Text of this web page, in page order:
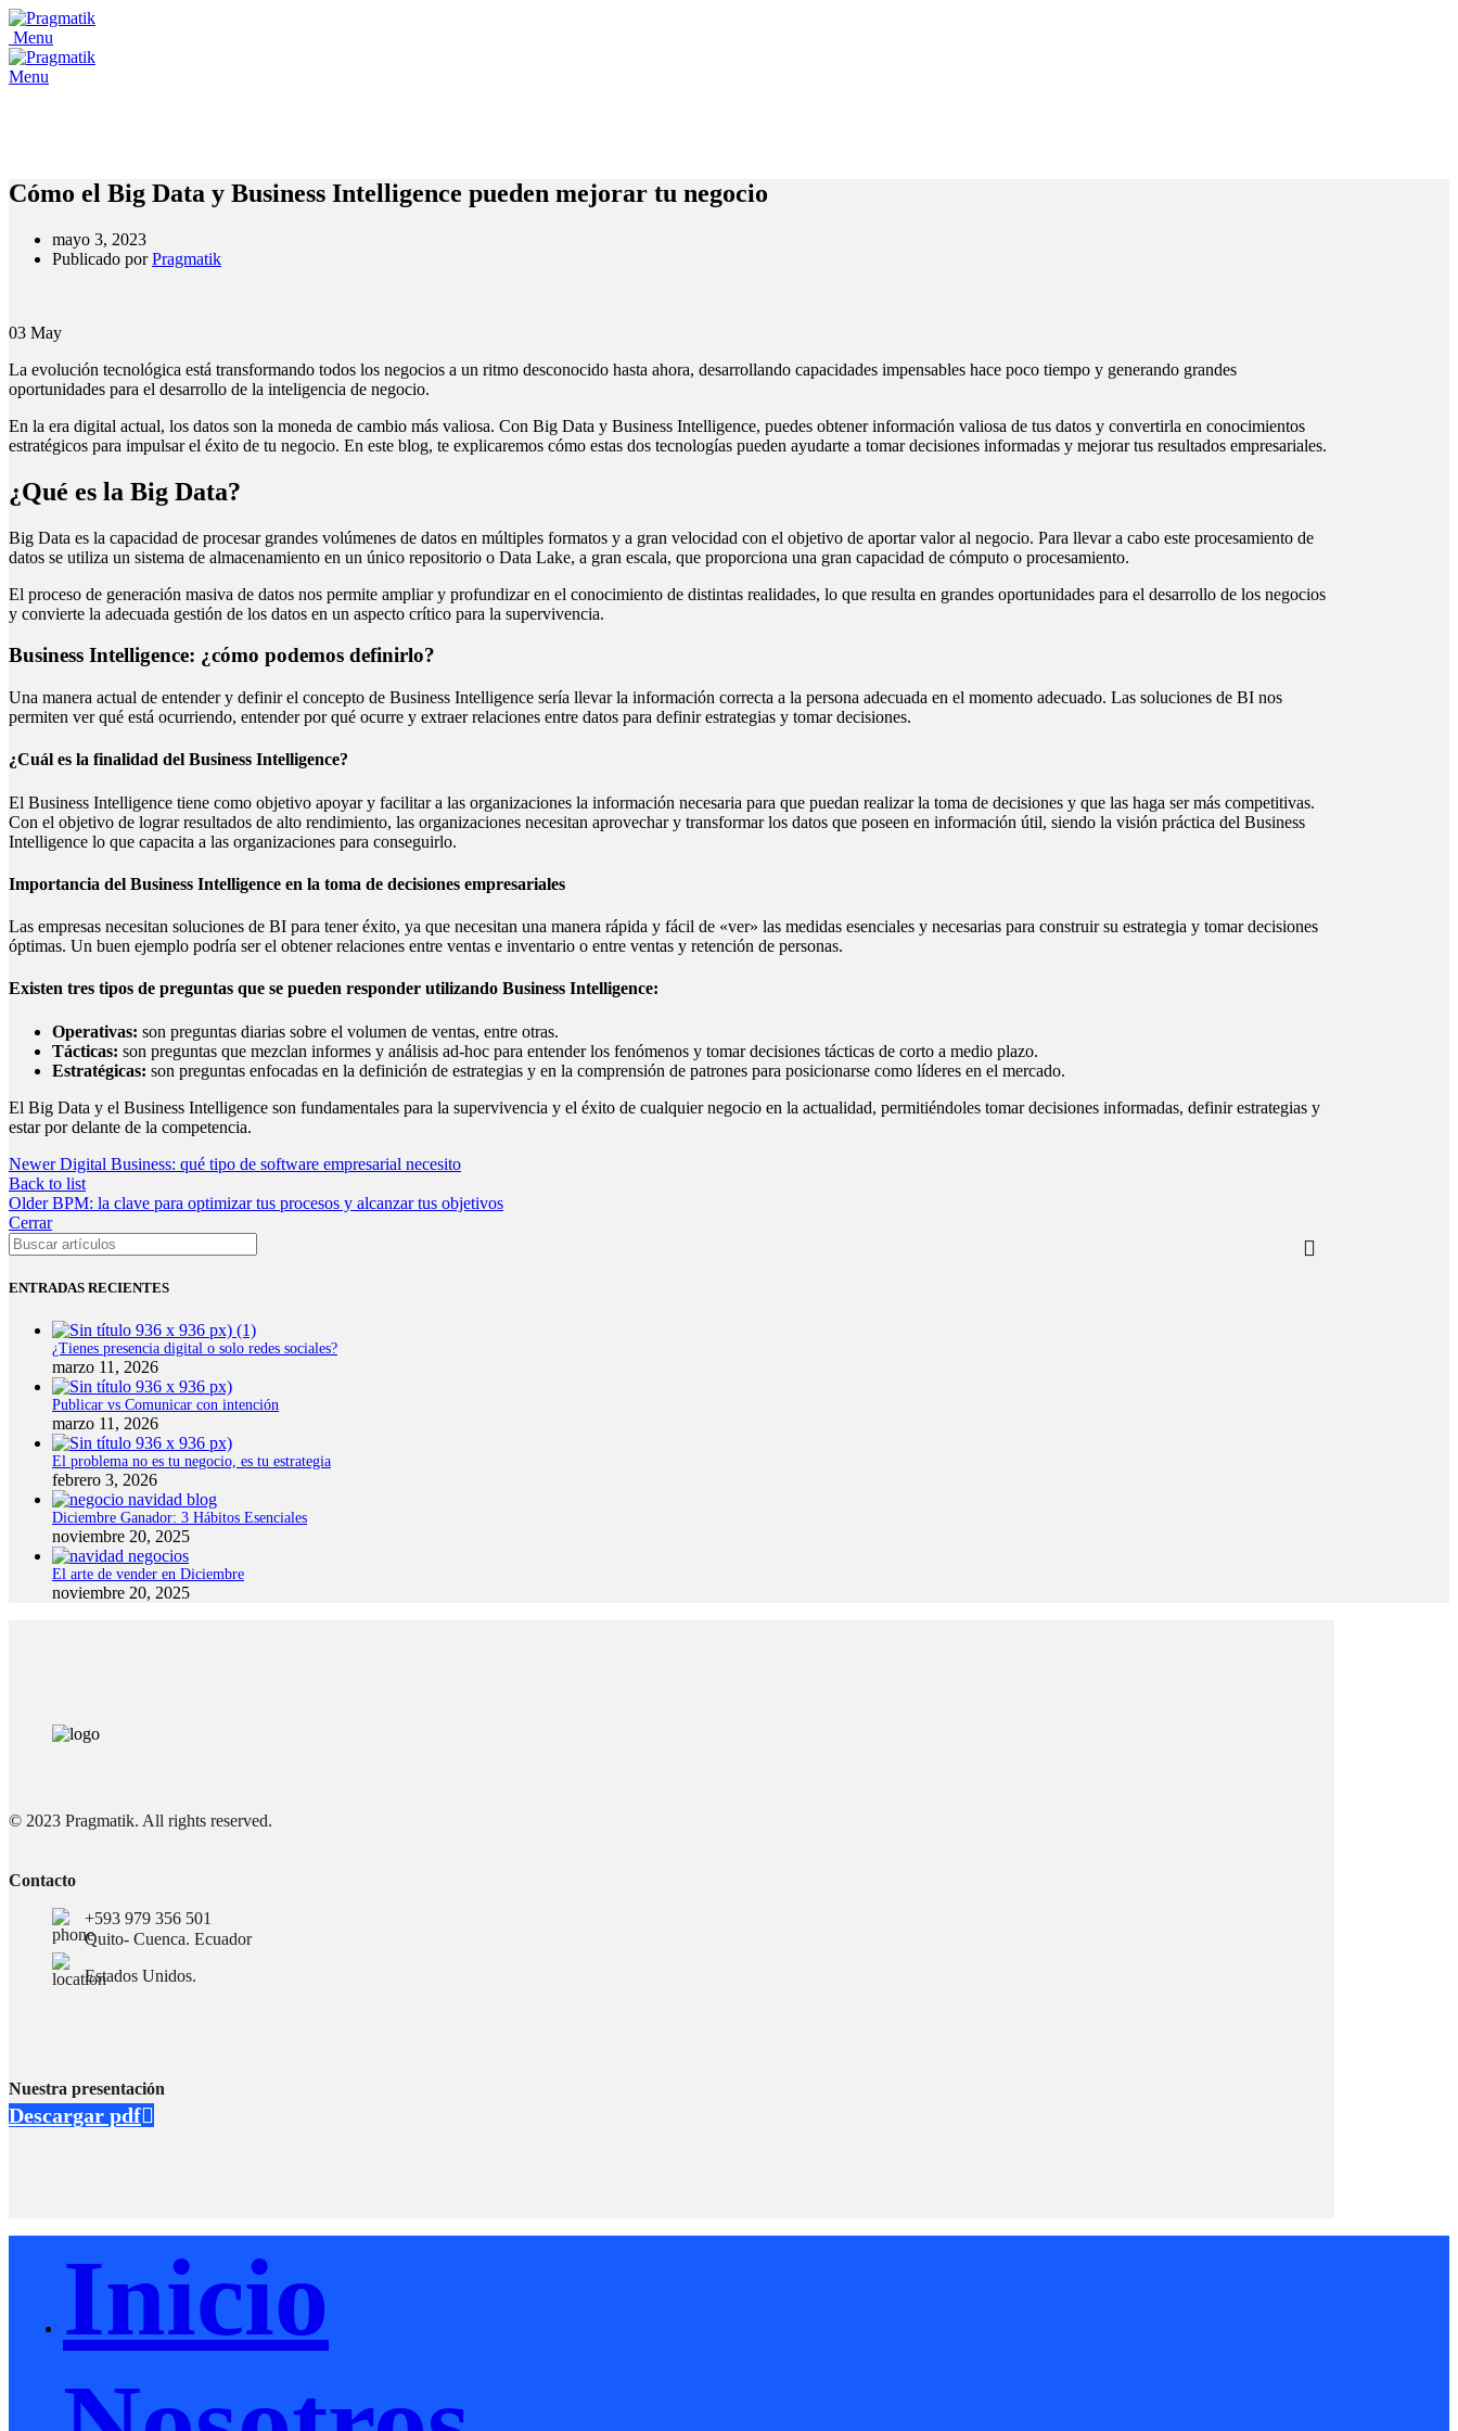
Menu
Menu
Cómo el Big Data y Business Intelligence pueden mejorar tu negocio
mayo 3, 2023
Publicado porPragmatik
03 May
La evolución tecnológica está transformando todos los negocios a un ritmo desconocido hasta ahora, desarrollando capacidades impensables hace poco tiempo y generando grandes
oportunidades para el desarrollo de la inteligencia de negocio.
En la era digital actual, los datos son la moneda de cambio más valiosa. Con Big Data y Business Intelligence, puedes obtener información valiosa de tus datos y convertirla en conocimientos
estratégicos para impulsar el éxito de tu negocio. En este blog, te explicaremos cómo estas dos tecnologías pueden ayudarte a tomar decisiones informadas y mejorar tus resultados empresariales.
¿Qué es la Big Data?
Big Data es la capacidad de procesar grandes volúmenes de datos en múltiples formatos y a gran velocidad con el objetivo de aportar valor al negocio. Para llevar a cabo este procesamiento de
datos se utiliza un sistema de almacenamiento en un único repositorio o Data Lake, a gran escala, que proporciona una gran capacidad de cómputo o procesamiento.
El proceso de generación masiva de datos nos permite ampliar y profundizar en el conocimiento de distintas realidades, lo que resulta en grandes oportunidades para el desarrollo de los negocios
y convierte la adecuada gestión de los datos en un aspecto crítico para la supervivencia.
Business Intelligence: ¿cómo podemos definirlo?
Una manera actual de entender y definir el concepto de Business Intelligence sería llevar la información correcta a la persona adecuada en el momento adecuado. Las soluciones de BI nos
permiten ver qué está ocurriendo, entender por qué ocurre y extraer relaciones entre datos para definir estrategias y tomar decisiones.
¿Cuál es la finalidad del Business Intelligence?
El Business Intelligence tiene como objetivo apoyar y facilitar a las organizaciones la información necesaria para que puedan realizar la toma de decisiones y que las haga ser más competitivas.
Con el objetivo de lograr resultados de alto rendimiento, las organizaciones necesitan aprovechar y transformar los datos que poseen en información útil, siendo la visión práctica del Business
Intelligence lo que capacita a las organizaciones para conseguirlo.
Importancia del Business Intelligence en la toma de decisiones empresariales
Las empresas necesitan soluciones de BI para tener éxito, ya que necesitan una manera rápida y fácil de «ver» las medidas esenciales y necesarias para construir su estrategia y tomar decisiones
óptimas. Un buen ejemplo podría ser el obtener relaciones entre ventas e inventario o entre ventas y retención de personas.
Existen tres tipos de preguntas que se pueden responder utilizando Business Intelligence:
Operativas: son preguntas diarias sobre el volumen de ventas, entre otras.
Tácticas: son preguntas que mezclan informes y análisis ad-hoc para entender los fenómenos y tomar decisiones tácticas de corto a medio plazo.
Estratégicas: son preguntas enfocadas en la definición de estrategias y en la comprensión de patrones para posicionarse como líderes en el mercado.
El Big Data y el Business Intelligence son fundamentales para la supervivencia y el éxito de cualquier negocio en la actualidad, permitiéndoles tomar decisiones informadas, definir estrategias y
estar por delante de la competencia.
Newer Digital Business: qué tipo de software empresarial necesito
Back to list
Older BPM: la clave para optimizar tus procesos y alcanzar tus objetivos
Cerrar
ENTRADAS RECIENTES
¿Tienes presencia digital o solo redes sociales?
marzo 11, 2026
Publicar vs Comunicar con intención
marzo 11, 2026
El problema no es tu negocio, es tu estrategia
febrero 3, 2026
Diciembre Ganador: 3 Hábitos Esenciales
noviembre 20, 2025
El arte de vender en Diciembre
noviembre 20, 2025
© 2023 Pragmatik. All rights reserved.
Contacto
+593 979 356 501
Quito- Cuenca. Ecuador
Estados Unidos.
Nuestra presentación
Descargar pdf
Inicio
Facebook
Instagram